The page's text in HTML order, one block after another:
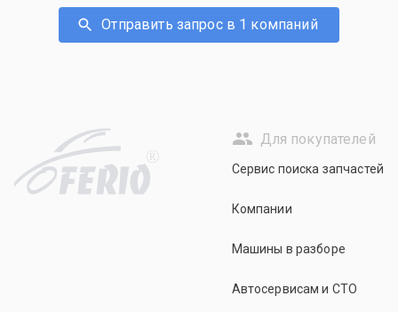
Отправить запрос в 1 компаний
R
Для покупателей
Сервис поиска запчастей
Компании
Машины в разборе
Автосервисам и СТО